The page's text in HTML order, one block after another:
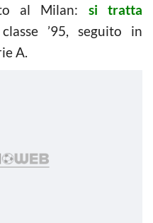
al Milan: si tratta
’95, seguito in
A.